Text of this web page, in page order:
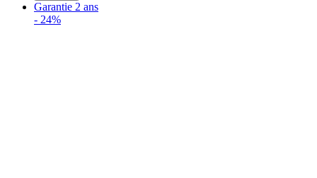
Garantie 2 ans
- 24%